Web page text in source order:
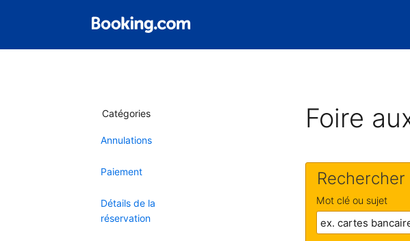
Catégories
Annulations
Paiement
Détails de la
réservation
Foire
Rechercher
Mot clé ou sujet